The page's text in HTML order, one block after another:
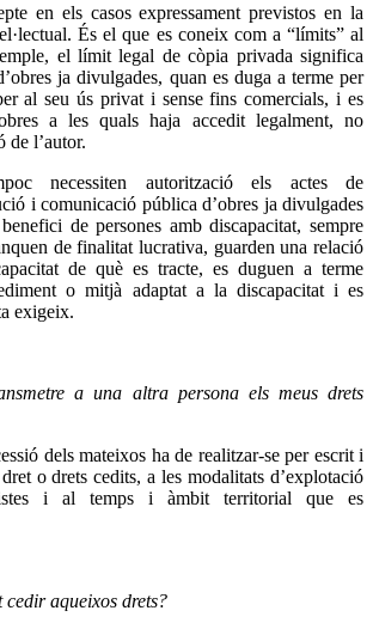
en els casos expressament previstos en la
És el que es coneix com a “límits” al
el límit legal de còpia privada significa
ja divulgades, quan es duga a terme per
al seu ús privat i sense fins comercials, i es
a les quals haja accedit legalment, no
de l’autor.
necessiten autorització els actes de
i comunicació pública d’obres ja divulgades
de persones amb discapacitat, sempre
de finalitat lucrativa, guarden una relació
de què es tracte, es duguen a terme
o mitjà adaptat a la discapacitat i es
exigeix.
a una altra persona els meus drets
dels mateixos ha de realitzar-se per escrit i
o drets cedits, a les modalitats d’explotació
i al temps i àmbit territorial que es
cedir aqueixos drets?